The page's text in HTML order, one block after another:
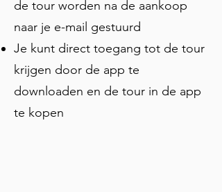
Petersilge meer dan een eeuw geleden
op deze gevel vierde: dat kennis aan
iedereen toebehoort, niet alleen aan
degenen die het kunnen betalen. Volg
de kaart naar de volgende stop, waar ik
je zal voorstellen aan een zeer
beroemde beer.
de tour worden na de aankoop
naar je e-mail gestuurd
Je kunt direct toegang tot de tour
krijgen door de app te
downloaden en de tour in de app
te kopen